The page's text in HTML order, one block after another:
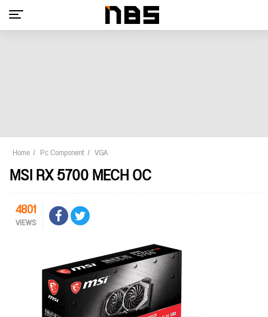
Home Pc Component VGA
MSI RX 5700 MECH OC
4801
VIEWS